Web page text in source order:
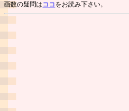
画数の疑問は ココ をお読み下さい。